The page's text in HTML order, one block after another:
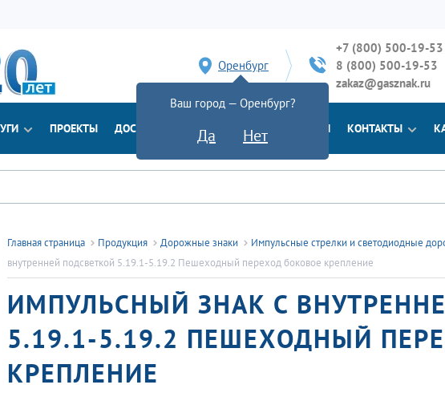
Оренбург
Ваш город — Оренбург?
Да Нет
+7 (800) 500-19-53
8 (800) 500-19-53
zakaz@gasznak.ru
ПРОЕКТЫ ДОСТАВКА ДОКУМЕНТЫ НОВОСТИ КОНТАКТЫ
Главная страница Продукция Дорожные знаки Импульсные стрелки и светодиодные
внутренней подсветкой 5.19.1-5.19.2 Пешеходный переход боковое крепление
ИМПУЛЬСНЫЙ ЗНАК С
5.19.1-5.19.2 ПЕШЕХОДНЫЙ
КРЕПЛЕНИЕ